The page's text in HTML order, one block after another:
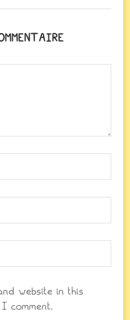
website in this
comment.